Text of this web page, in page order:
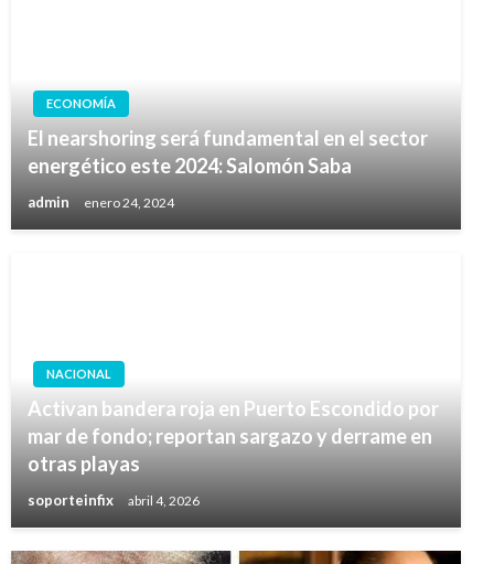
ECONOMÍA
El nearshoring será fundamental en el sector
energético este 2024: Salomón Saba
admin enero 24, 2024
NACIONAL
Activan bandera roja en Puerto Escondido por
mar de fondo; reportan sargazo y derrame en
otras playas
soporteinfix abril 4, 2026